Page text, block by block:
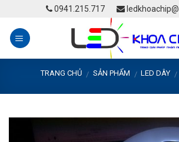
content
0941.215.717
TRANG CHỦ / SẢN PHẨM / LED DÂY /